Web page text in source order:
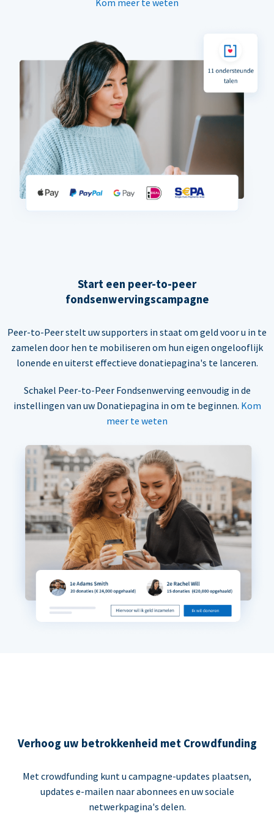
Kom meer te weten
Start een peer-to-peer
fondsenwervingscampagne
Peer-to-Peer stelt uw supporters in staat om geld voor u in te
zamelen door hen te mobiliseren om hun eigen ongelooflijk
lonende en uiterst effectieve donatiepagina's te lanceren.
Schakel Peer-to-Peer Fondsenwerving eenvoudig in de
instellingen van uw Donatiepagina in om te beginnen. Kom
meer te weten
Verhoog uw betrokkenheid met Crowdfunding
Met crowdfunding kunt u campagne-updates plaatsen,
updates e-mailen naar abonnees en uw sociale
netwerkpagina's delen.